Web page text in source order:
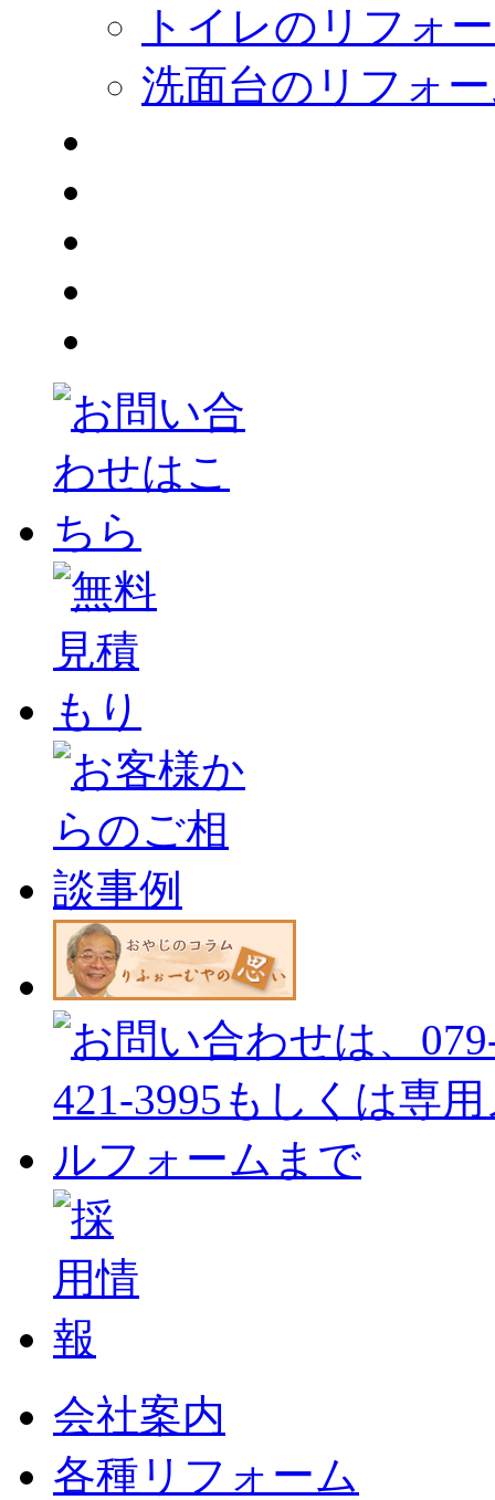
トイレのリフォ
洗面台のリフォ
会社案内
各種リフォーム